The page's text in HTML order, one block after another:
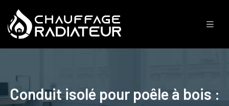
Conduit isolé pour poêle à bois :